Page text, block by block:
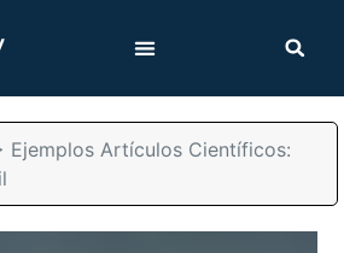
Ejemplos Artículos Científicos: